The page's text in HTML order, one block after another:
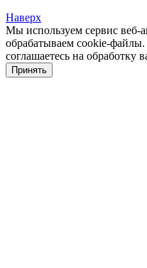
Наверх
Мы используем сервис веб-
обрабатываем cookie-
соглашаетесь на
Принять